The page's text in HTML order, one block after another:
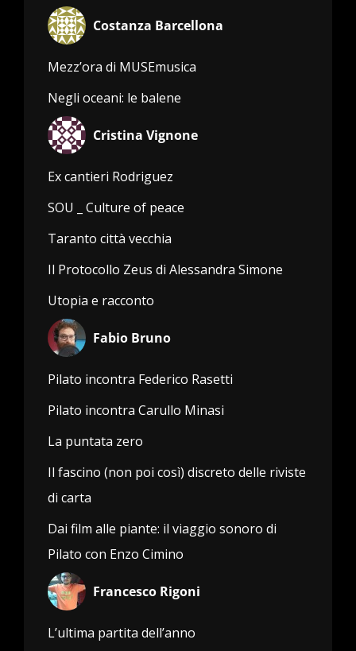
Costanza Barcellona
Mezz’ora di MUSEmusica
Negli oceani: le balene
Cristina Vignone
Ex cantieri Rodriguez
SOU _ Culture of peace
Taranto città vecchia
Il Protocollo Zeus di Alessandra Simone
Utopia e racconto
Fabio Bruno
Pilato incontra Federico Rasetti
Pilato incontra Carullo Minasi
La puntata zero
Il fascino (non poi così) discreto delle riviste
di carta
Dai film alle piante: il viaggio sonoro di
Pilato con Enzo Cimino
Francesco Rigoni
L’ultima partita dell’anno